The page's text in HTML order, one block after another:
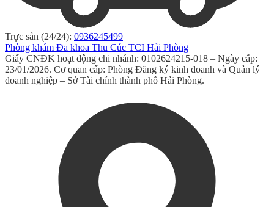
Trực sản (24/24): 0936245499
Phòng khám Đa khoa Thu Cúc TCI Hải Phòng
Giấy CNĐK hoạt động chi nhánh: 0102624215-018 – Ngày cấp:
23/01/2026. Cơ quan cấp: Phòng Đăng ký kinh doanh và Quản lý
doanh nghiệp – Sở Tài chính thành phố Hải Phòng.